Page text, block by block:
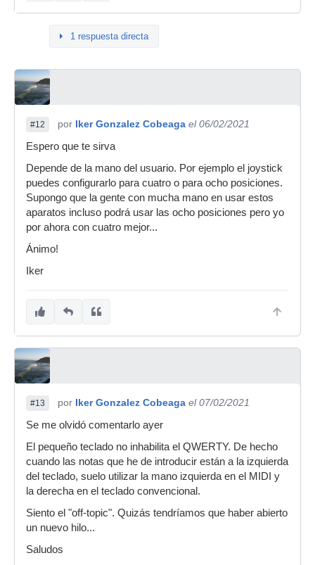
1 respuesta directa
#12 por Iker Gonzalez Cobeaga el 06/02/2021
Espero que te sirva
Depende de la mano del usuario. Por ejemplo el joystick
puedes configurarlo para cuatro o para ocho posiciones.
Supongo que la gente con mucha mano en usar estos
aparatos incluso podrá usar las ocho posiciones pero yo
por ahora con cuatro mejor...
Ánimo!
Iker
#13 por Iker Gonzalez Cobeaga el 07/02/2021
Se me olvidó comentarlo ayer
El pequeño teclado no inhabilita el QWERTY. De hecho
cuando las notas que he de introducir están a la izquierda
del teclado, suelo utilizar la mano izquierda en el MIDI y
la derecha en el teclado convencional.
Siento el "off-topic". Quizás tendríamos que haber abierto
un nuevo hilo...
Saludos